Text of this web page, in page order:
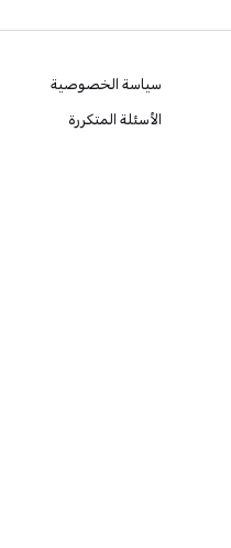
سياسة الخصوصية
الأسئلة المتكررة